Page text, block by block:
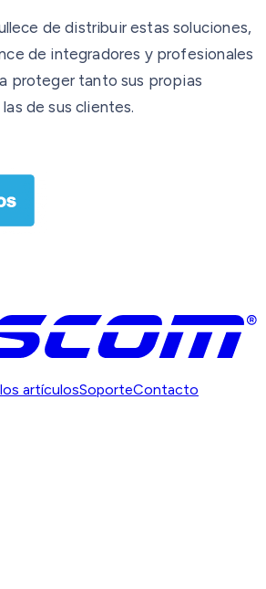
de distribuir estas soluciones,
de integradores y profesionales
proteger tanto sus propias
de sus clientes.
artículosSoporteContacto